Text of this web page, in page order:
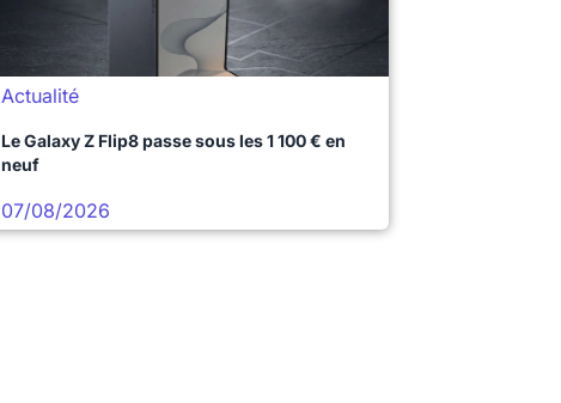
Actualité
Le Galaxy Z Flip8 passe sous les 1 100 € en
neuf
07/08/2026